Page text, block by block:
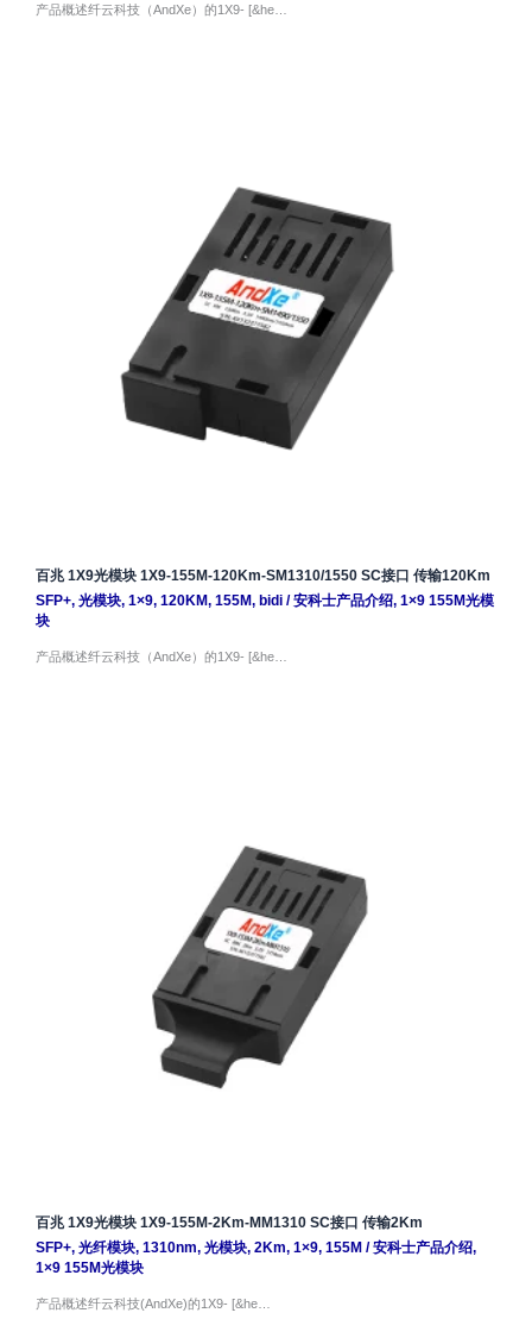
产品概述纤云科技（AndXe）的1X9- [&he…
百兆 1X9光模块 1X9-155M-120Km-SM1310/1550 SC接口 传输120Km
SFP+, 光模块, 1×9, 120KM, 155M, bidi/安科士产品介绍, 1×9 155M光模
块
产品概述纤云科技（AndXe）的1X9- [&he…
百兆 1X9光模块 1X9-155M-2Km-MM1310 SC接口 传输2Km
SFP+, 光纤模块, 1310nm, 光模块, 2Km, 1×9, 155M /安科士产品介绍,
1×9 155M光模块
产品概述纤云科技(AndXe)的1X9- [&he…